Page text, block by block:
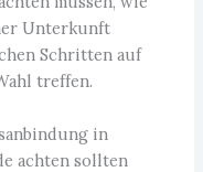
Unterkunft
Schritten auf
treffen.
in
achten sollten